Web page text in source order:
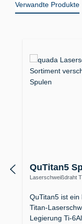
Verwandte Produkte
QuTitan5
Laserschweißdraht
QuTitan5 ist ein
Titan-
Legierung Ti-